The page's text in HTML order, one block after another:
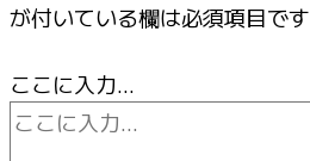
が付いている欄は必須項目です
ここに入力…